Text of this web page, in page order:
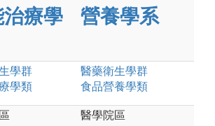
療學
營養學系
學群
學類
醫藥衛生學群
食品營養學類
醫學院區